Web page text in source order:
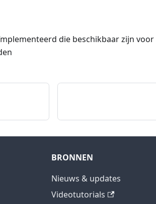
die beschikbaar zijn
BRONNEN
Nieuws & updates
Videotutorials